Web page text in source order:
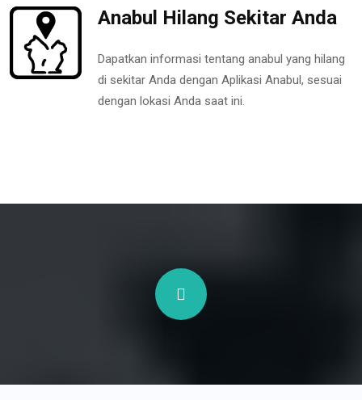
Anabul Hilang Sekitar Anda
Dapatkan informasi tentang anabul yang hilang
di sekitar Anda dengan Aplikasi Anabul, sesuai
dengan lokasi Anda saat ini.